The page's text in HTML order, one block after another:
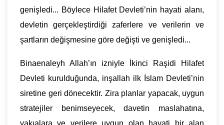
genişledi... Böylece Hilafet Devleti’nin hayati alanı,
devletin gerçekleştirdiği zaferlere ve verilerin ve
şartların değişmesine göre değişti ve genişledi...
Binaenaleyh Allah’ın izniyle İkinci Raşidi Hilafet
Devleti kurulduğunda, inşallah ilk İslam Devleti’nin
siretine geri dönecektir. Zira planlar yapacak, uygun
stratejiler benimseyecek, davetin maslahatına,